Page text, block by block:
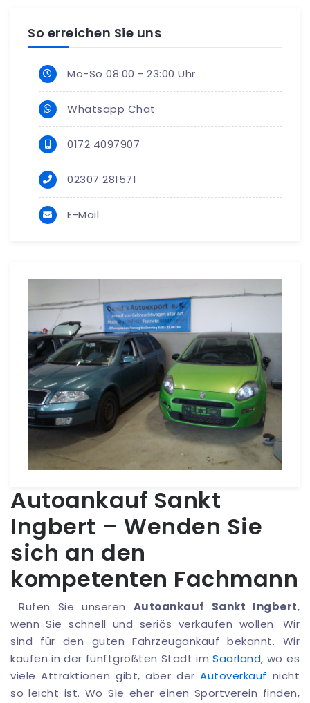
So erreichen Sie uns
Mo-So 08:00 - 23:00 Uhr
Whatsapp Chat
0172 4097907
02307 281571
E-Mail
Autoankauf Sankt
Ingbert – Wenden Sie
sich an den
kompetenten Fachmann
Rufen Sie unseren Autoankauf Sankt Ingbert,
wenn Sie schnell und seriös verkaufen wollen. Wir
sind für den guten Fahrzeugankauf bekannt. Wir
kaufen in der fünftgrößten Stadt imSaarland, wo es
viele Attraktionen gibt, aber derAutoverkauf nicht
so leicht ist. Wo Sie eher einen Sportverein finden,